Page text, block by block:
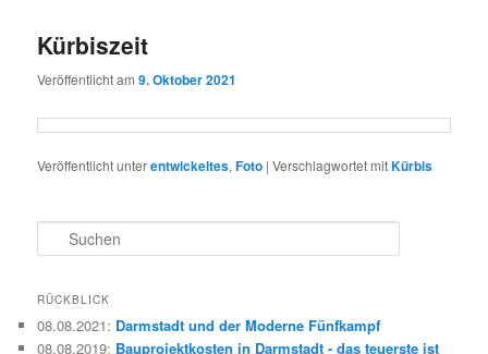
Kürbiszeit
Veröffentlicht am9. Oktober 2021
Veröffentlicht unterentwickeltes,Foto |Verschlagwortet mitKürbis
u
h
n
RÜCKBLICK
08.08.2021: Darmstadt und der Moderne Fünfkampf
08.08.2019: Bauprojektkosten in Darmstadt - das teuerste ist